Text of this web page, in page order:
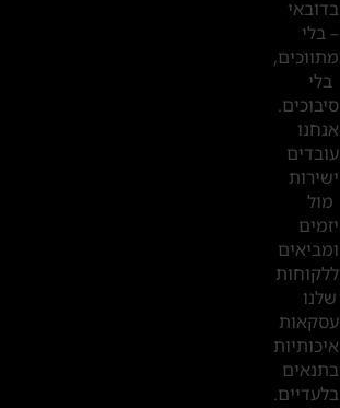
שלנו
בדובאי
בדובאי
– בלי
מתווכים,
בלי
סיבוכים.
אנחנו
עובדים
ישירות
מול
יזמים
ומביאים
ללקוחות
שלנו
עסקאות
איכותיות
בתנאים
בלעדיים.